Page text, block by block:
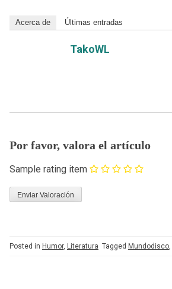
Acerca de Últimas entradas
TakoWL
Por favor, valora el artículo
Sample rating item
Posted in Humor, Literatura Tagged Mundodisco,